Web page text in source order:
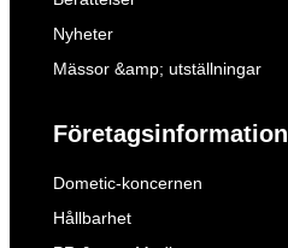
Nyheter
Mässor &amp; utställningar
Företagsinformation
Dometic-koncernen
Hållbarhet